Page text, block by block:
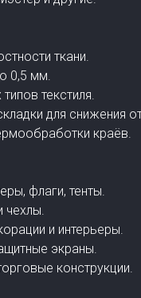
ткани.
0,5 мм.
текстиля.
для снижения
краёв.
флаги, тенты.
чехлы.
и интерьеры.
экраны.
конструкции.